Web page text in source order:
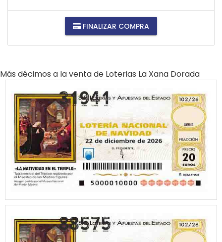
FINALIZAR COMPRA
Más décimos a la venta de Loterias La Xana Dorada